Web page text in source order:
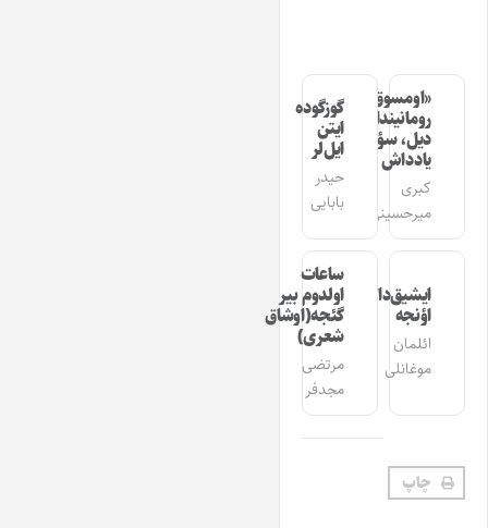
«اومسوق»
رومانیندا
دیل، سؤز،
یادداش
کبری
میرحسینی
گوزگوده
ایتن
ایل‌لر
حیدر
بابایی
ایشیق‌دان
اؤنجه
ائلمان
موغانلی
ساعات
اولدوم بیر
گئجه(اوشاق
شعری)
مرتضی
مجدفر
چاپ